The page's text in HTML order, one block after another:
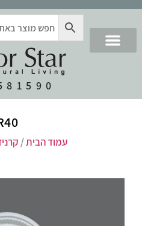
עמוד הבית/